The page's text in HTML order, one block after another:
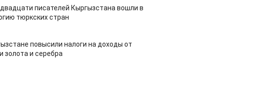
писателей Кыргызстана вошли в
тюркских стран
повысили налоги на доходы от
золота и серебра